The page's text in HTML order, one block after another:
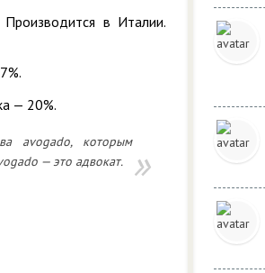
Производится в Италии.
— 20%.
avogado, которым
— это адвокат.